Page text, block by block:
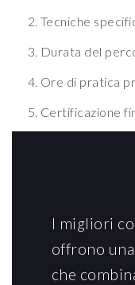
Tecniche
Durata del
Ore di pratica
Certificazione
I migliori
offrono
che